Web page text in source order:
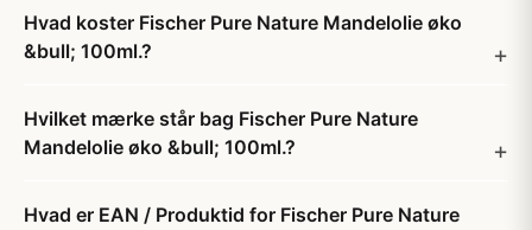
Hvad koster Fischer Pure Nature Mandelolie øko
&bull; 100ml.?
Hvilket mærke står bag Fischer Pure Nature
Mandelolie øko &bull; 100ml.?
Hvad er EAN / Produktid for Fischer Pure Nature